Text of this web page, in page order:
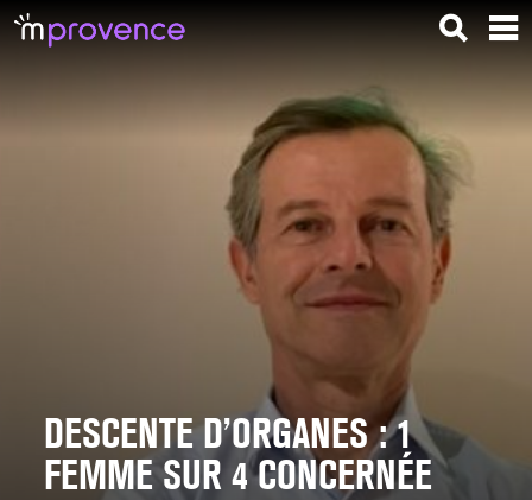
DESCENTE D’ORGANES : 1
FEMME SUR 4 CONCERNÉE